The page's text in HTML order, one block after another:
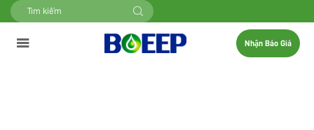
Nhận Báo Giá